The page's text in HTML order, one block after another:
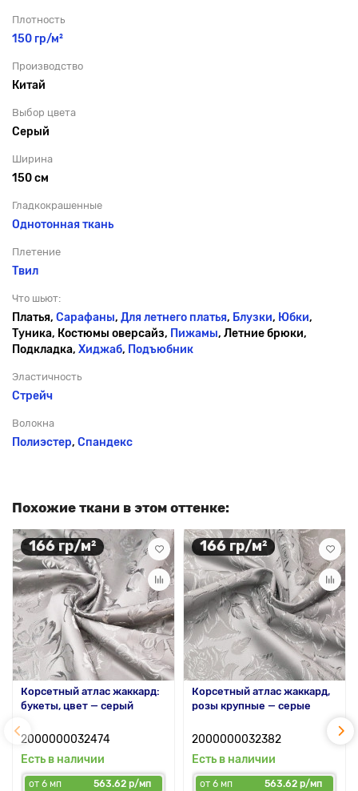
Плотность
150 гр/м²
Производство
Китай
Выбор цвета
Серый
Ширина
150 см
Гладкокрашенные
Однотонная ткань
Плетение
Твил
Что шьют:
Платья, Сарафаны, Для летнего платья, Блузки, Юбки,
Туника, Костюмы оверсайз, Пижамы, Летние брюки,
Подкладка, Хиджаб, Подъюбник
Эластичность
Стрейч
Волокна
Полиэстер, Спандекс
Похожие ткани в этом оттенке:
166 гр/м²
Корсетный атлас жаккард:
букеты, цвет — серый
2000000032474
Есть в наличии
от 6 мп 563.62 р/мп
166 гр/м²
Корсетный атлас жаккард,
розы крупные — серые
2000000032382
Есть в наличии
от 6 мп 563.62 р/мп